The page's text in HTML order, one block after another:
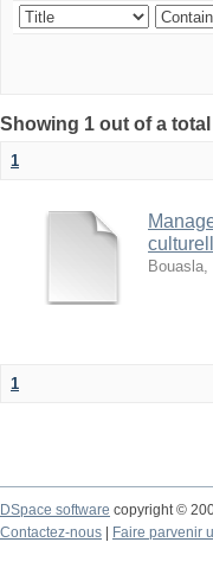
1
Bouasla,
1
DSpace software copyright ©
Contactez-nous
Faire parvenir